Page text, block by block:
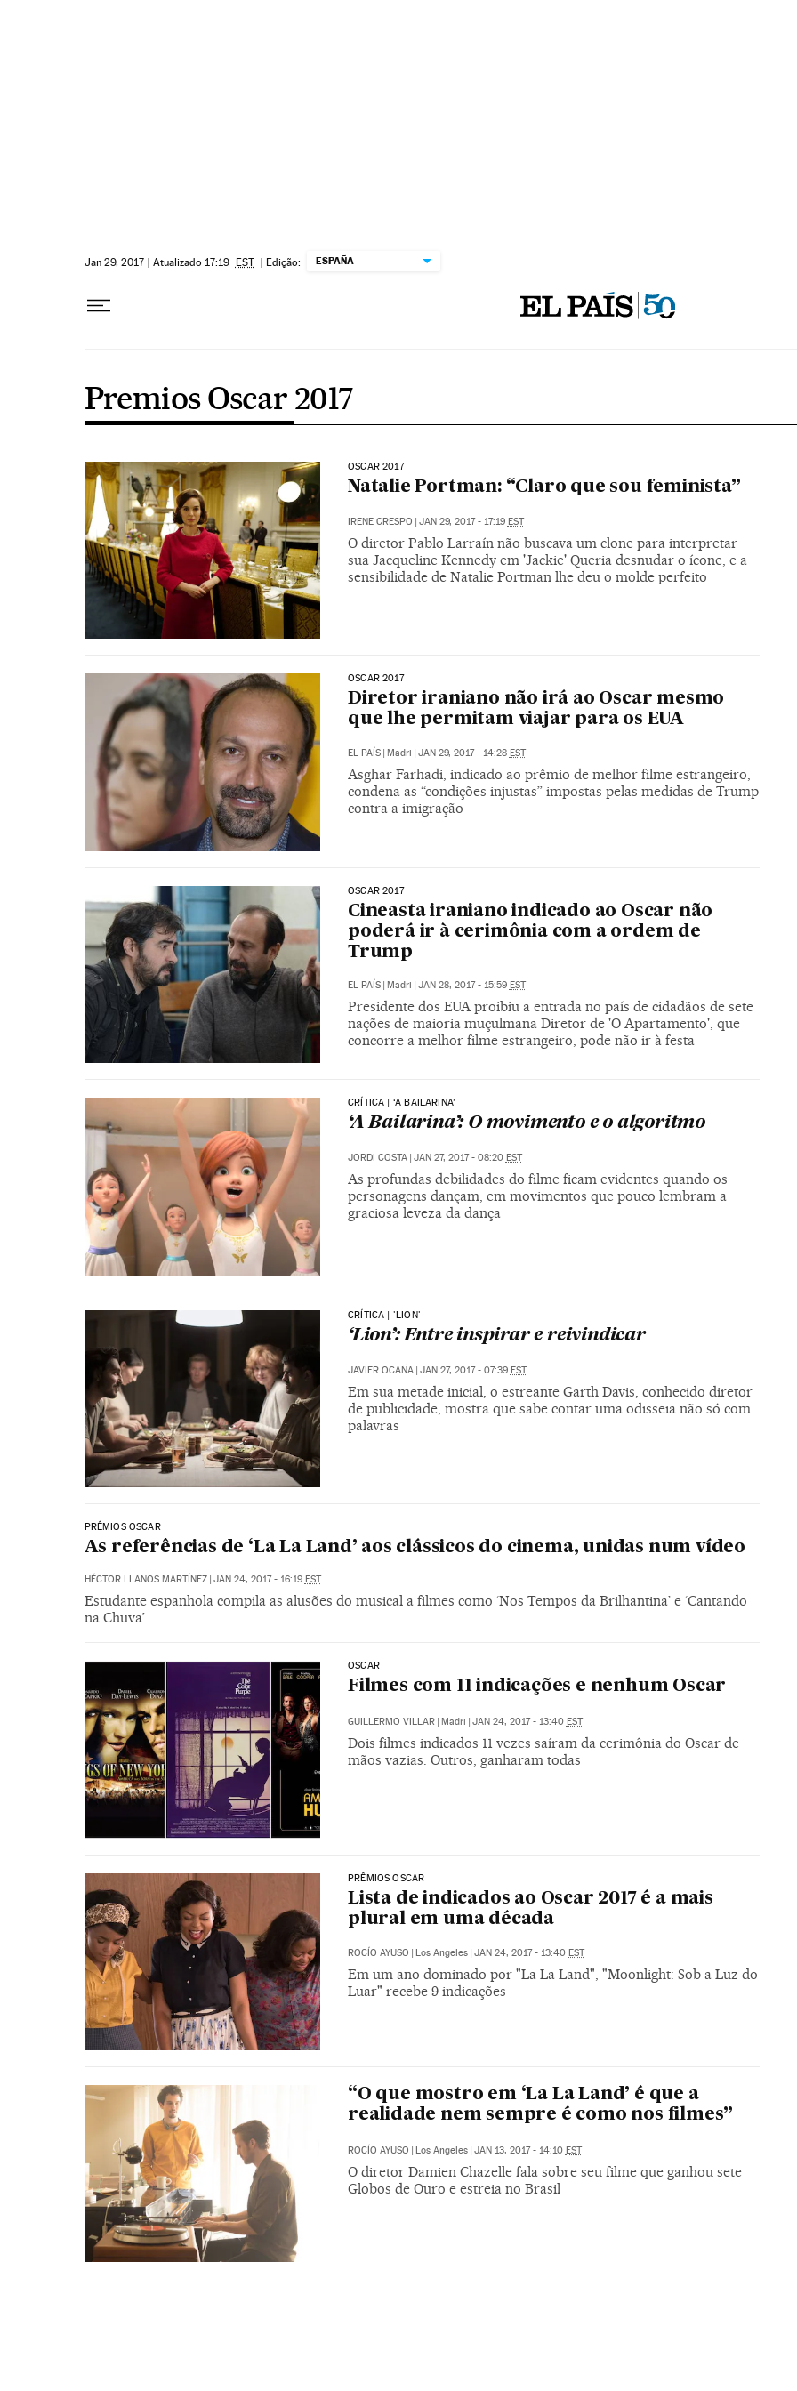
Jan 29, 2017 | Atualizado 17:19 EST | Edição: ESPAÑA
Premios Oscar 2017
OSCAR 2017
Natalie Portman: “Claro que sou feminista”
IRENE CRESPO | JAN 29, 2017 - 17:19 EST
O diretor Pablo Larraín não buscava um clone para interpretar
sua Jacqueline Kennedy em 'Jackie' Queria desnudar o ícone, e a
sensibilidade de Natalie Portman lhe deu o molde perfeito
OSCAR 2017
Diretor iraniano não irá ao Oscar mesmo
que lhe permitam viajar para os EUA
EL PAÍS Madri JAN 29, 2017 - 14:28 EST
Asghar Farhadi, indicado ao prêmio de melhor filme estrangeiro,
condena as “condições injustas” impostas pelas medidas de Trump
contra a imigração
OSCAR 2017
Cineasta iraniano indicado ao Oscar não
poderá ir à cerimônia com a ordem de
Trump
EL PAÍS | Madri | JAN 28, 2017 - 15:59 EST
Presidente dos EUA proibiu a entrada no país de cidadãos de sete
nações de maioria muçulmana Diretor de 'O Apartamento', que
concorre a melhor filme estrangeiro, pode não ir à festa
CRÍTICA | ‘A BAILARINA’
‘A Bailarina’: O movimento e o algoritmo
JORDI COSTA JAN 27, 2017 - 08:20 EST
As profundas debilidades do filme ficam evidentes quando os
personagens dançam, em movimentos que pouco lembram a
graciosa leveza da dança
CRÍTICA | 'LION'
‘Lion’: Entre inspirar e reivindicar
JAVIER OCAÑA | JAN 27, 2017 - 07:39 EST
Em sua metade inicial, o estreante Garth Davis, conhecido diretor
de publicidade, mostra que sabe contar uma odisseia não só com
palavras
PRÊMIOS OSCAR
As referências de ‘La La Land’ aos clássicos do cinema, unidas num vídeo
HÉCTOR LLANOS MARTÍNEZ JAN 24, 2017 - 16:19 EST
Estudante espanhola compila as alusões do musical a filmes como ‘Nos Tempos da Brilhantina’ e ‘Cantando
na Chuva’
OSCAR
Filmes com 11 indicações e nenhum Oscar
GUILLERMO VILLAR | Madri | JAN 24, 2017 - 13:40 EST
Dois filmes indicados 11 vezes saíram da cerimônia do Oscar de
mãos vazias. Outros, ganharam todas
PRÊMIOS OSCAR
Lista de indicados ao Oscar 2017 é a mais
plural em uma década
ROCÍO AYUSO Los Angeles JAN 24, 2017 - 13:40 EST
Em um ano dominado por "La La Land", "Moonlight: Sob a Luz do
Luar" recebe 9 indicações
“O que mostro em ‘La La Land’ é que a
realidade nem sempre é como nos filmes”
ROCÍO AYUSO | Los Angeles | JAN 13, 2017 - 14:10 EST
O diretor Damien Chazelle fala sobre seu filme que ganhou sete
Globos de Ouro e estreia no Brasil